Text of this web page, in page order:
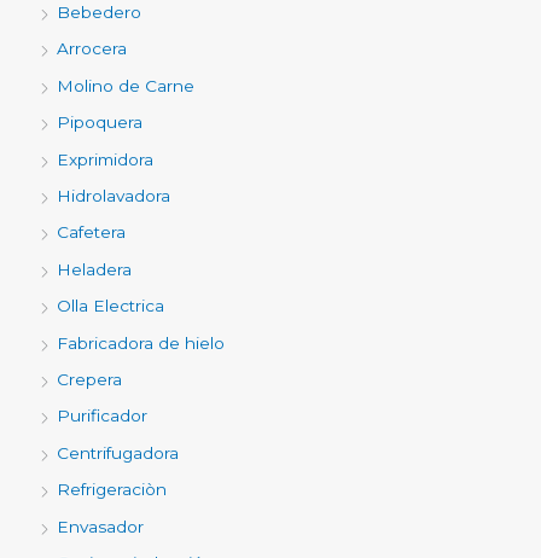
Bebedero
Arrocera
Molino de Carne
Pipoquera
Exprimidora
Hidrolavadora
Cafetera
Heladera
Olla Electrica
Fabricadora de hielo
Crepera
Purificador
Centrifugadora
Refrigeraciòn
Envasador